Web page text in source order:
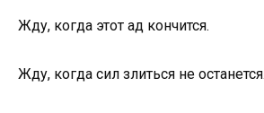
Жду, когда этот ад кончится.
Жду, когда сил злиться не останется.